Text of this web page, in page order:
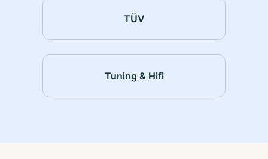
TÜV
Tuning & Hifi